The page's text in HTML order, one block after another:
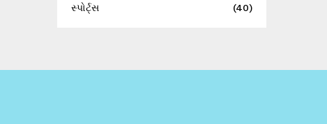
સ્પોર્ટ્સ
(40)